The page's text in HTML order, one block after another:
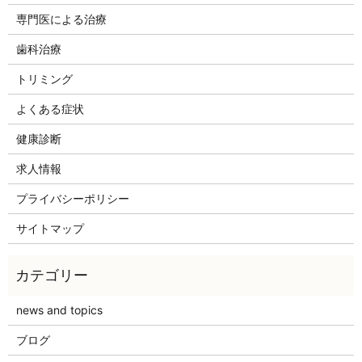
専門医による治療
歯科治療
トリミング
よくある症状
健康診断
求人情報
プライバシーポリシー
サイトマップ
news and topics
ブログ